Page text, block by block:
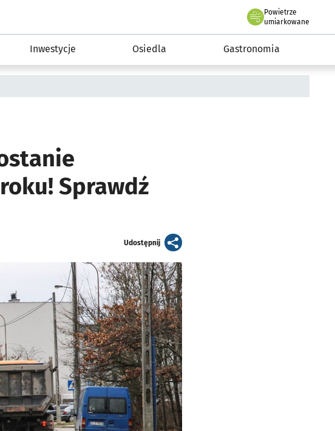
Dla mieszkańca
Powietrze
we Wrocławiu
umiarkowane
Inwestycje Osiedla Gastronomia
Sprawdź
Udostępnijartykuł